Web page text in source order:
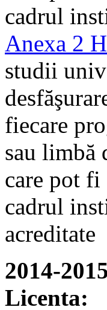
cadrul
Anexa 2
studii
fiecare
sau limbă
care pot
cadrul
acreditate
2014-
Licenta: